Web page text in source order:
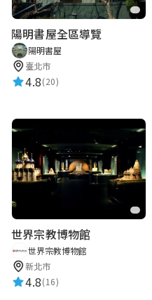
陽明書屋全區導覽
陽明書屋
臺北市
4.8(20)
世界宗教博物館
世界宗教博物館
新北市
4.8(16)